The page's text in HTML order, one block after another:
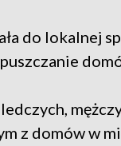
do lokalnej
z domów w